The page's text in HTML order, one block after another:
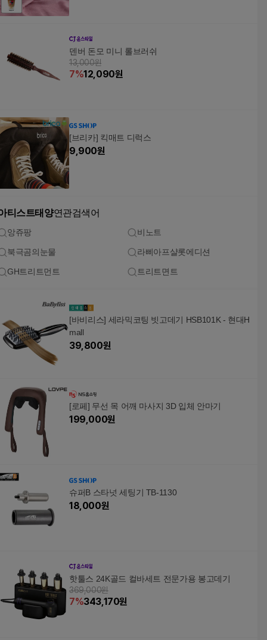
덴버 돈모 미니 롤브러쉬
13,000원
7%12,090원
[브리카] 킥매트 디럭스
9,900원
티스트태양연관검색어
앙쥬팡 비노트
북극곰의눈물 라삐아프샬롯에디션
GH트리트먼트 트리트면트
[바비리스] 세라믹코팅 빗고데기 HSB101K - 현대H
mall
39,800원
[로페] 무선 목 어깨 마사지 3D 입체 안마기
199,000원
슈퍼B 스타넛 세팅기 TB-1130
18,000원
핫툴스 24K골드 컬바세트 전문가용 봉고데기
369,000원
7%343,170원